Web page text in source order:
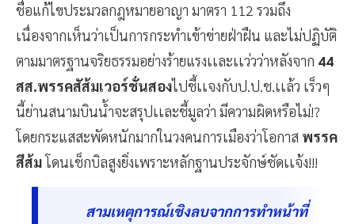
ชื่อแก้ไขประมวลกฎหมายอาญา มาตรา 112 รวมถึง
เนื่องจากเห็นว่าเป็นการกระทำเข้าข่ายฝ่าฝืน และไม่ปฏิบัติ
ตามมาตรฐานจริยธรรมอย่างร้ายแรงเเละเเว่วว่าหลังจาก 44
สส.พรรคสัส้มเวอร์ชั่นสองไปชี้เเจงกับป.ป.ช.เเล้ว เร็วๆ
นี้ย่านสนามบินน้ำจะสรุปเเละชี้มูลว่า มีความผิดหรือไม่!?
โดยกระแสสะพัดหนักมากในวงคนการเมืองว่าโอกาส พรรค
สีส้มโดนเช็กบิลสูงยิ่งเพราะหลักฐานประจักษ์ชัดเเจ้ง!!!
สามเหตุการณ์เชิงลบจากการทำหน้าที่